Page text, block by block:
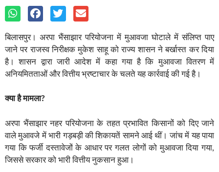
बिलासपुर। अरपा भैंसाझार परियोजना में मुआवजा घोटाले में संलिप्त पाए
जाने पर राजस्व निरीक्षक मुकेश साहू को राज्य शासन ने बर्खास्त कर दिया
है। शासन द्वारा जारी आदेश में कहा गया है कि मुआवजा वितरण में
अनियमितताओं और वित्तीय भ्रष्टाचार के चलते यह कार्रवाई की गई है।
क्या है मामला?
अरपा भैंसाझार नहर परियोजना के तहत प्रभावित किसानों को दिए जाने
वाले मुआवजे में भारी गड़बड़ी की शिकायतें सामने आई थीं। जांच में यह पाया
गया कि फर्जी दस्तावेजों के आधार पर गलत लोगों को मुआवजा दिया गया,
जिससे सरकार को भारी वित्तीय नुकसान हुआ।